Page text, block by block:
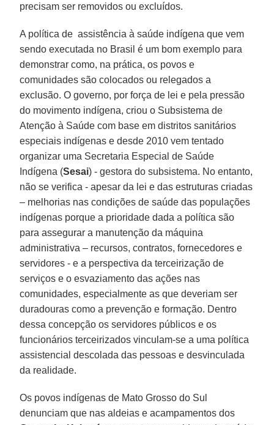
precisam ser removidos ou excluídos.
A política de assistência à saúde indígena que vem
sendo executada no Brasil é um bom exemplo para
demonstrar como, na prática, os povos e
comunidades são colocados ou relegados a
exclusão. O governo, por força de lei e pela pressão
do movimento indígena, criou o Subsistema de
Atenção à Saúde com base em distritos sanitários
especiais indígenas e desde 2010 vem tentado
organizar uma Secretaria Especial de Saúde
Indígena (Sesai) - gestora do subsistema. No entanto,
não se verifica - apesar da lei e das estruturas criadas
– melhorias nas condições de saúde das populações
indígenas porque a prioridade dada a política são
para assegurar a manutenção da máquina
administrativa – recursos, contratos, fornecedores e
servidores - e a perspectiva da terceirização de
serviços e o esvaziamento das ações nas
comunidades, especialmente as que deveriam ser
duradouras como a prevenção e formação. Dentro
dessa concepção os servidores públicos e os
funcionários terceirizados vinculam-se a uma política
assistencial descolada das pessoas e desvinculada
da realidade.
Os povos indígenas de Mato Grosso do Sul
denunciam que nas aldeias e acampamentos dos